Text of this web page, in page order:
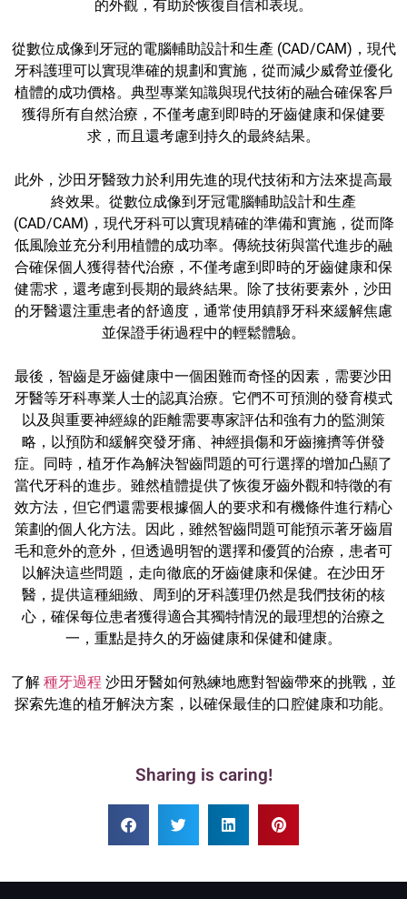
的外觀，有助於恢復自信和表現。
從數位成像到牙冠的電腦輔助設計和生產 (CAD/CAM)，現代
牙科護理可以實現準確的規劃和實施，從而減少威脅並優化
植體的成功價格。典型專業知識與現代技術的融合確保客戶
獲得所有自然治療，不僅考慮到即時的牙齒健康和保健要
求，而且還考慮到持久的最終結果。
此外，沙田牙醫致力於利用先進的現代技術和方法來提高最
終效果。從數位成像到牙冠電腦輔助設計和生產
(CAD/CAM)，現代牙科可以實現精確的準備和實施，從而降
低風險並充分利用植體的成功率。傳統技術與當代進步的融
合確保個人獲得替代治療，不僅考慮到即時的牙齒健康和保
健需求，還考慮到長期的最終結果。除了技術要素外，沙田
的牙醫還注重患者的舒適度，通常使用鎮靜牙科來緩解焦慮
並保證手術過程中的輕鬆體驗。
最後，智齒是牙齒健康中一個困難而奇怪的因素，需要沙田
牙醫等牙科專業人士的認真治療。它們不可預測的發育模式
以及與重要神經線的距離需要專家評估和強有力的監測策
略，以預防和緩解突發牙痛、神經損傷和牙齒擁擠等併發
症。同時，植牙作為解決智齒問題的可行選擇的增加凸顯了
當代牙科的進步。雖然植體提供了恢復牙齒外觀和特徵的有
效方法，但它們還需要根據個人的要求和有機條件進行精心
策劃的個人化方法。因此，雖然智齒問題可能預示著牙齒眉
毛和意外的意外，但透過明智的選擇和優質的治療，患者可
以解決這些問題，走向徹底的牙齒健康和保健。在沙田牙
醫，提供這種細緻、周到的牙科護理仍然是我們技術的核
心，確保每位患者獲得適合其獨特情況的最理想的治療之
一，重點是持久的牙齒健康和保健和健康。
了解 種牙過程 沙田牙醫如何熟練地應對智齒帶來的挑戰，並
探索先進的植牙解決方案，以確保最佳的口腔健康和功能。
Sharing is caring!